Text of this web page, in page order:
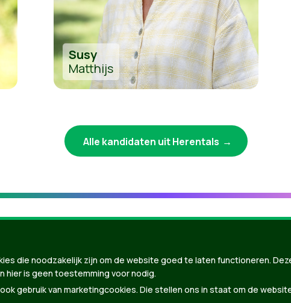
Susy
Matthijs
Alle kandidaten uit Herentals
die noodzakelijk zijn om de website goed te laten functioneren.
hier is geen toestemming voor nodig.
gebruik van marketingcookies. Die stellen ons in staat om de